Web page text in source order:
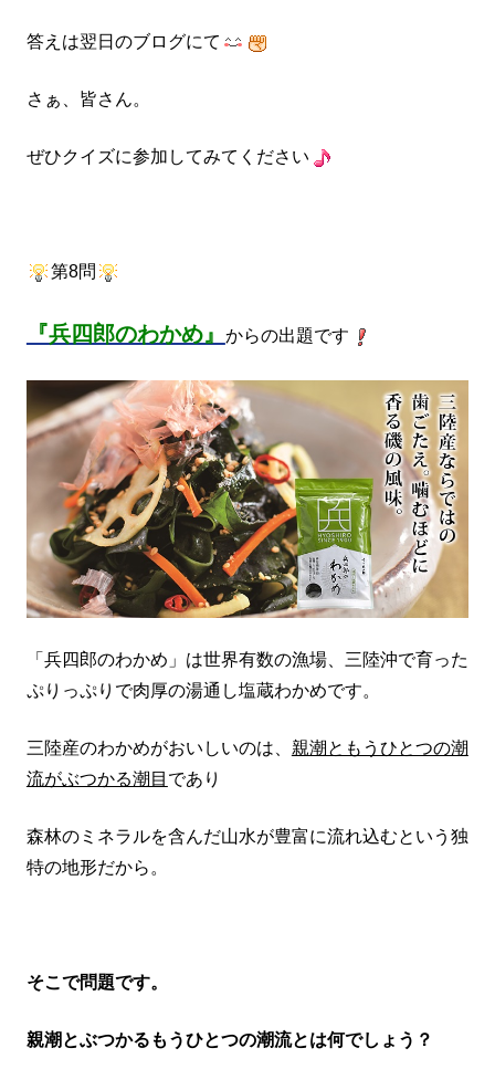
答えは翌日のブログにて
さぁ、皆さん。
ぜひクイズに参加してみてください
第8問
『兵四郎のわかめ』 からの出題です
「兵四郎のわかめ」は世界有数の漁場、三陸沖で育った
ぷりっぷりで肉厚の湯通し塩蔵わかめです。
三陸産のわかめがおいしいのは、 親潮ともうひとつの潮
流がぶつかる潮目 であり
森林のミネラルを含んだ山水が豊富に流れ込むという独
特の地形だから。
そこで問題です。
親潮とぶつかるもうひとつの潮流とは何でしょう？